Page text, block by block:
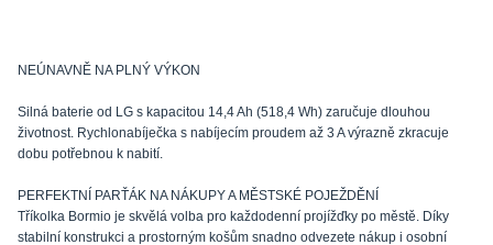
NEÚNAVNĚ NA PLNÝ VÝKON
Silná baterie od LG s kapacitou 14,4 Ah (518,4 Wh) zaručuje dlouhou
životnost. Rychlonabíječka s nabíjecím proudem až 3 A výrazně zkracuje
dobu potřebnou k nabití.
PERFEKTNÍ PARŤÁK NA NÁKUPY A MĚSTSKÉ POJEŽDĚNÍ
Tříkolka Bormio je skvělá volba pro každodenní projížďky po městě. Díky
stabilní konstrukci a prostorným košům snadno odvezete nákup i osobní